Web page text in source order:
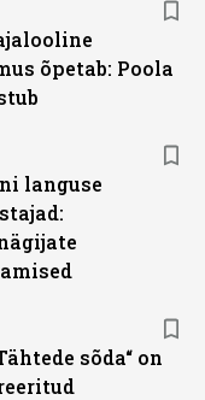
õpetab: Poola
languse
sõda“ on